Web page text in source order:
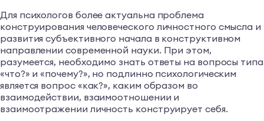
Для психологов более актуальна проблема
конструирования человеческого личностного смысла и
развития субъективного начала в конструктивном
направлении современной науки. При этом,
разумеется, необходимо знать ответы на вопросы типа
«что?» и «почему?», но подлинно психологическим
является вопрос «как?», каким образом во
взаимодействии, взаимоотношении и
взаимоотражении личность конструирует себя.